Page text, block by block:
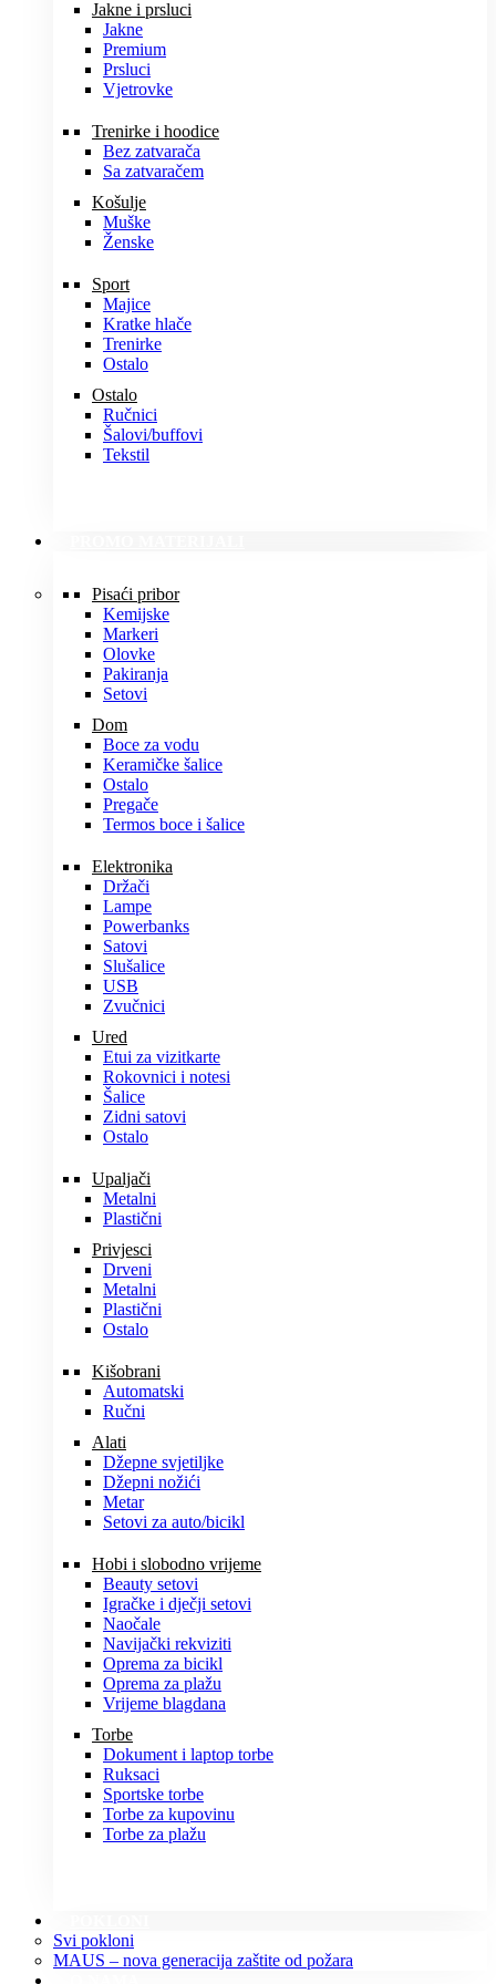
Jakne i prsluci
Jakne
Premium
Prsluci
Vjetrovke
Trenirke i hoodice
Bez zatvarača
Sa zatvaračem
Košulje
Muške
Ženske
Sport
Majice
Kratke hlače
Trenirke
Ostalo
Ostalo
Ručnici
Šalovi/buffovi
Tekstil
Pisaći pribor
Kemijske
Markeri
Olovke
Pakiranja
Setovi
Dom
Boce za vodu
Keramičke šalice
Ostalo
Pregače
Termos boce i šalice
Elektronika
Držači
Lampe
Powerbanks
Satovi
Slušalice
USB
Zvučnici
Ured
Etui za vizitkarte
Rokovnici i notesi
Šalice
Zidni satovi
Ostalo
Upaljači
Metalni
Plastični
Privjesci
Drveni
Metalni
Plastični
Ostalo
Kišobrani
Automatski
Ručni
Alati
Džepne svjetiljke
Džepni nožići
Metar
Setovi za auto/bicikl
Hobi i slobodno vrijeme
Beauty setovi
Igračke i dječji setovi
Naočale
Navijački rekviziti
Oprema za bicikl
Oprema za plažu
Vrijeme blagdana
Torbe
Dokument i laptop torbe
Ruksaci
Sportske torbe
Torbe za kupovinu
Torbe za plažu
Svi pokloni
MAUS – nova generacija zaštite od požara